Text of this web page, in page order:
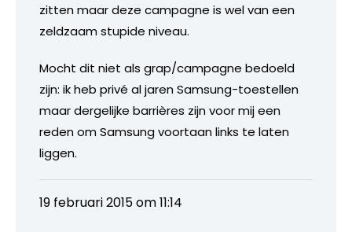
zitten maar deze campagne is wel van een
zeldzaam stupide niveau.
Mocht dit niet als grap/campagne bedoeld
zijn: ik heb privé al jaren Samsung-toestellen
maar dergelijke barrières zijn voor mij een
reden om Samsung voortaan links te laten
liggen.
19 februari 2015 om 11:14